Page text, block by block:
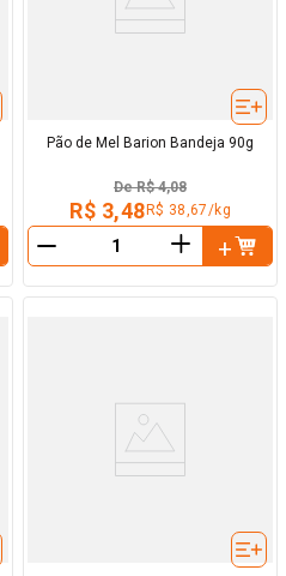
Pão de Mel Barion Bandeja 90g
De R$ 4,08
R$ 3,48 R$ 38,67/kg
＋